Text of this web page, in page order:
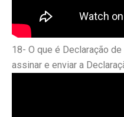
18- O que é Declaração
assinar e enviar a